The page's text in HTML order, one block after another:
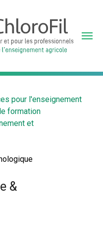
pour l'enseignement
formation
et
&